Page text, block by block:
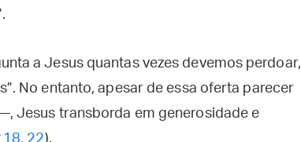
a Jesus quantas vezes devemos perdoar,
No entanto, apesar de essa oferta parecer
Jesus transborda em generosidade e
18, 22).